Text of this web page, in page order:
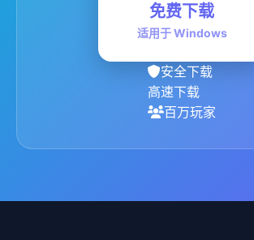
免费下载
适用于 Windows
安全下载
高速下载
百万玩家